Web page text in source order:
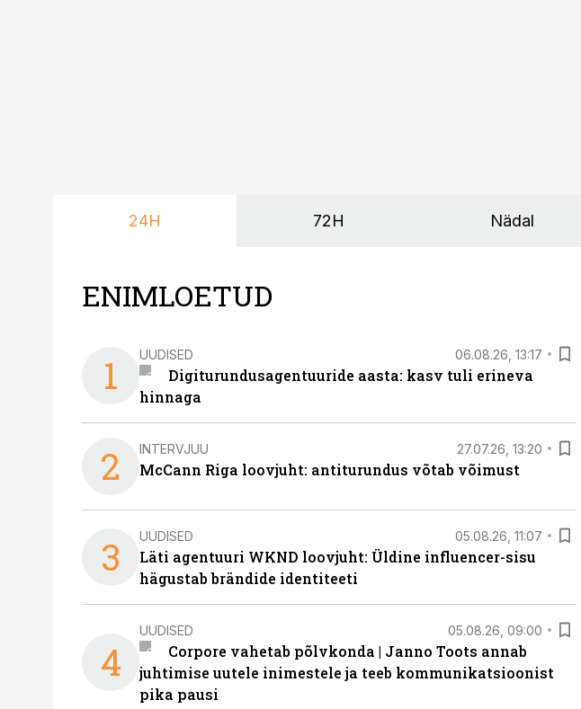
24H 72H Nädal
ENIMLOETUD
1 UUDISED 06.08.26, 13:17
Digiturundusagentuuride aasta: kasv tuli erineva
hinnaga
2 INTERVJUU 27.07.26, 13:20
McCann Riga loovjuht: antiturundus võtab võimust
3 UUDISED 05.08.26, 11:07
Läti agentuuri WKND loovjuht: Üldine influencer-sisu
hägustab brändide identiteeti
4
UUDISED 05.08.26, 09:00
Corpore vahetab põlvkonda | Janno Toots annab
juhtimise uutele inimestele ja teeb kommunikatsioonist
pika pausi